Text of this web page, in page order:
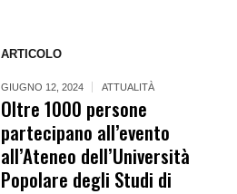
ARTICOLO
GIUGNO 12, 2024 ATTUALITÀ
Oltre 1000 persone
partecipano all’evento
all’Ateneo dell’Università
Popolare degli Studi di